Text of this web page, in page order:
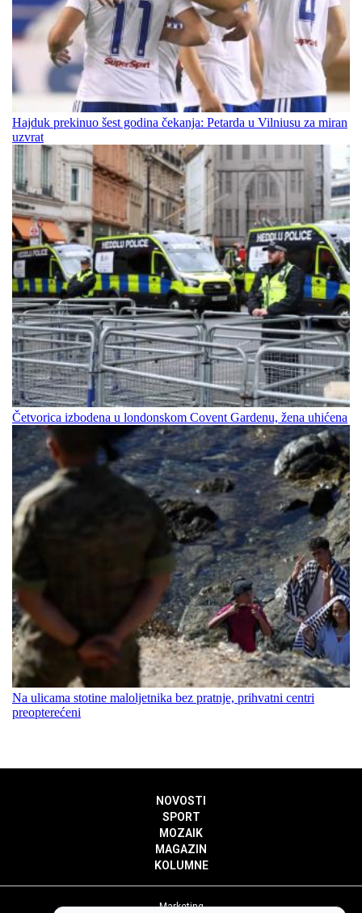
Hajduk prekinuo šest godina čekanja: Petarda u Vilniusu za miran
uzvrat
Četvorica izbodena u londonskom Covent Gardenu, žena uhićena
Na ulicama stotine maloljetnika bez pratnje, prihvatni centri
preopterećeni
NOVOSTI
SPORT
MOZAIK
MAGAZIN
KOLUMNE
Marketing